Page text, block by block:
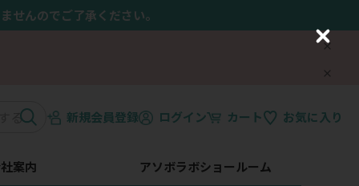
せんのでご了承ください。
新規会員登録 ログイン カート お気に入り
案内 アソボラボショールーム
C
o